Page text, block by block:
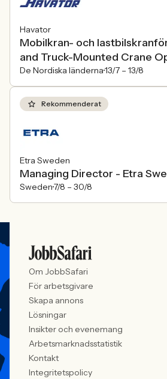
Havator
Mobilkran- och
and Truck-Mounted Crane
De Nordiska länderna13/7 – 13/8
Rekommenderat
Etra Sweden
Managing Director - Etra
Sweden7/8 – 30/8
Om JobbSafari
För arbetsgivare
Skapa annons
Lösningar
Insikter och evenemang
Arbetsmarknadsstatistik
Kontakt
Integritetspolicy